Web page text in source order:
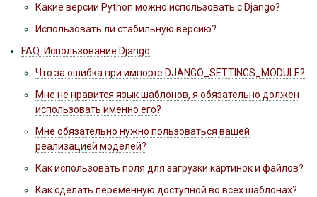
Какие версии Python можно использовать с Django?
Использовать ли стабильную версию?
FAQ: Использование Django
Что за ошибка при импорте DJANGO_SETTINGS_MODULE?
Мне не нравится язык шаблонов, я обязательно должен
использовать именно его?
Мне обязательно нужно пользоваться вашей
реализацией моделей?
Как использовать поля для загрузки картинок и файлов?
Как сделать переменную доступной во всех шаблонах?